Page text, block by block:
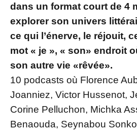
dans un format court de 4
explorer son univers
ce qui l’énerve, le réjouit,
mot « je », « son» endroit
son autre vie «rêvée».
10 podcasts où Florence
Joanniez, Victor Hussenot,
Corine Pelluchon, Michka
Benaouda, Seynabou